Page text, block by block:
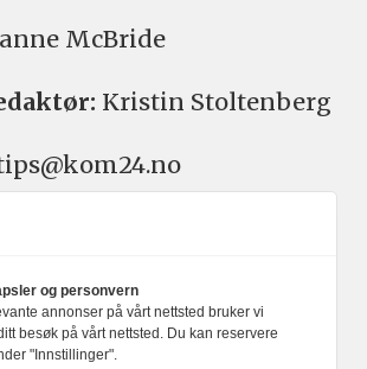
McBride
Kristin Stoltenberg
kom24@watchmedia.no
og personvern
annonser på vårt nettsted bruker vi
besøk på vårt nettsted. Du kan reservere
"Innstillinger".